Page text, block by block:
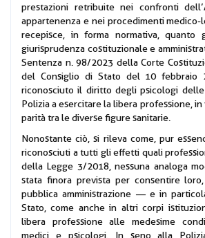
prestazioni retribuite nei confronti
appartenenza e nei procedimenti medico-
recepisce, in forma normativa, quanto
giurisprudenza costituzionale e
Sentenza n. 98/2023 della Corte
del Consiglio di Stato del 10 febbraio
riconosciuto il diritto degli psicologi
Polizia a esercitare la libera professione,
parità tra le diverse figure sanitarie.
Nonostante ciò, si rileva come, pur
riconosciuti a tutti gli effetti quali
della Legge 3/2018, nessuna analoga
stata finora prevista per consentire
pubblica amministrazione — e in
Stato, come anche in altri corpi
libera professione alle medesime
medici e psicologi. In seno alla